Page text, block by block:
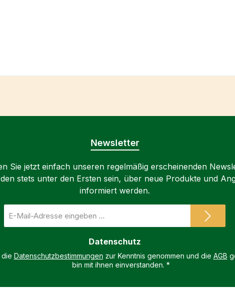
Newsletter
Sie jetzt einfach unseren regelmäßig erscheinenden
stets unter den Ersten sein, über neue Produkte und
informiert werden.
Mail-
Datenschutz
die Datenschutzbestimmungen zur Kenntnis genommen und die AGB
bin mit ihnen einverstanden. *